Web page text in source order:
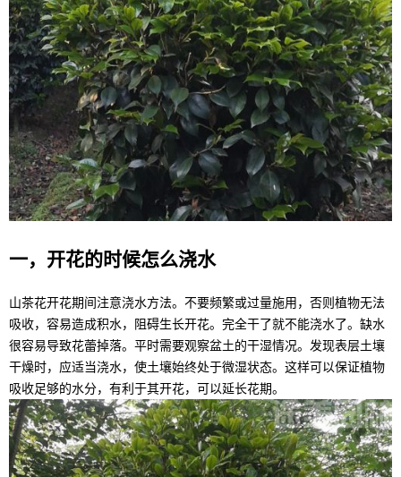
一，开花的时候怎么浇水
山茶花开花期间注意浇水方法。不要频繁或过量施用，否则植物无法
吸收，容易造成积水，阻碍生长开花。完全干了就不能浇水了。缺水
很容易导致花蕾掉落。平时需要观察盆土的干湿情况。发现表层土壤
干燥时，应适当浇水，使土壤始终处于微湿状态。这样可以保证植物
吸收足够的水分，有利于其开花，可以延长花期。